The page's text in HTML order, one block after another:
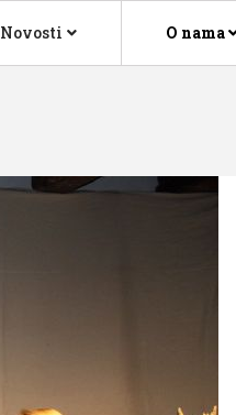
Novosti O nama